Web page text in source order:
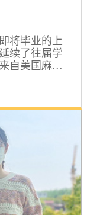
将毕业的上
续了往届学
自美国麻省
大学、密西
书。那么，
此，我们特
。本期的分
机工程专业